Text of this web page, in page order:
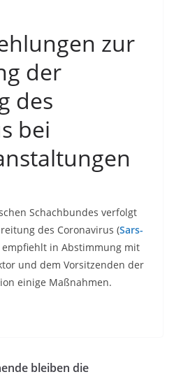
zur
der
des
bei
Schachbundes verfolgt
des Coronavirus (Sars-
in Abstimmung mit
und dem Vorsitzenden der
einige Maßnahmen.
bleiben die